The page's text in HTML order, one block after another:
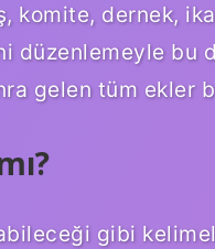
komite, dernek,
düzenlemeyle bu
gelen tüm ekler
gibi